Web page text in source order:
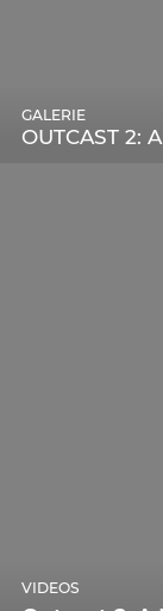
OUTCAST 2:
GALERIE
VIDEOS